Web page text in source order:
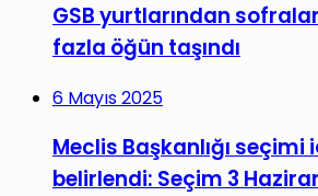
GSB yurtlarından
fazla öğün taşındı
6 Mayıs 2025
Meclis Başkanlığı
belirlendi: Seçim 3